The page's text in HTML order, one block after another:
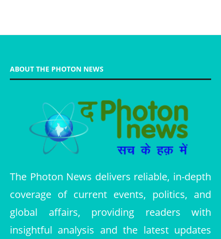
ABOUT THE PHOTON NEWS
The Photon News delivers reliable, in-depth
coverage of current events, politics, and
global affairs, providing readers with
insightful analysis and the latest updates